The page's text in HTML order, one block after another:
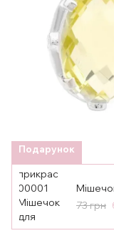
Подарунок
73 грн